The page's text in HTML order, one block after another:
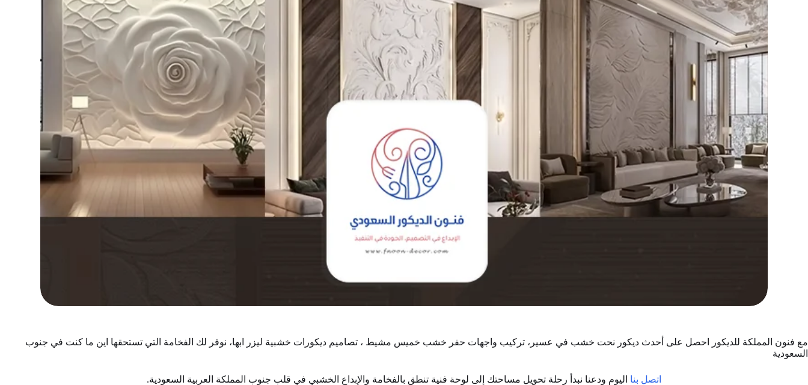
مع فنون المملكة للديكور احصل على أحدث ديكور نحت خشب في عسير، تركيب واجهات حفر خشب خميس مشيط ، تصاميم ديكورات خشبية ليزر ابها، نوفر لك الفخامة التي تستحقها اين ما كنت في جنوب
السعودية
اتصل بنا اليوم ودعنا نبدأ رحلة تحويل مساحتك إلى لوحة فنية تنطق بالفخامة والإبداع الخشبي في قلب جنوب المملكة العربية السعودية.